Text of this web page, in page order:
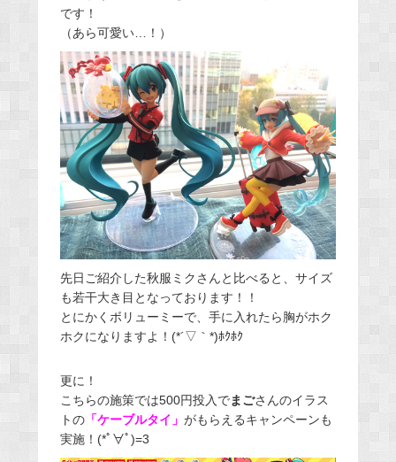
です！
（あら可愛い…！）
先日ご紹介した秋服ミクさんと比べると、サイズ
も若干大き目となっております！！
とにかくボリューミーで、手に入れたら胸がホク
ホクになりますよ！(*´▽｀*)ﾎｸﾎｸ
更に！
こちらの施策では500円投入でまごさんのイラス
トの「ケーブルタイ」 がもらえるキャンペーンも
実施！(*ﾟ∀ﾟ)=3